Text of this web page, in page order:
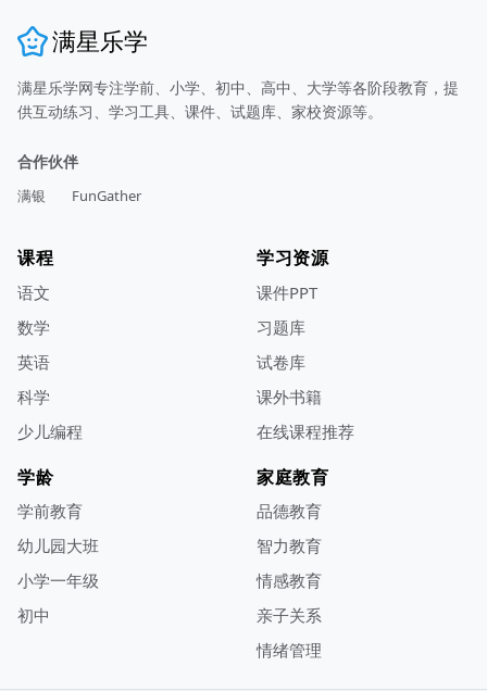
满星乐学
满星乐学网专注学前、小学、初中、高中、大学等各阶段教育，提
供互动练习、学习工具、课件、试题库、家校资源等。
合作伙伴
满银 FunGather
课程
语文
数学
英语
科学
少儿编程
学习资源
课件PPT
习题库
试卷库
课外书籍
在线课程推荐
学龄
学前教育
幼儿园大班
小学一年级
初中
家庭教育
品德教育
智力教育
情感教育
亲子关系
情绪管理